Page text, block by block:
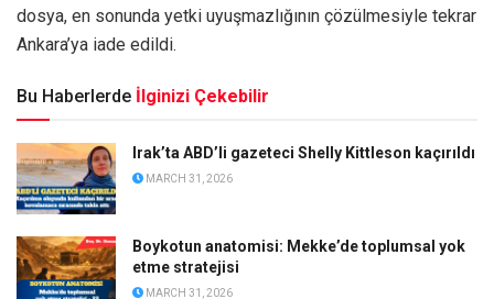
dosya, en sonunda yetki uyuşmazlığının çözülmesiyle tekrar
Ankara’ya iade edildi.
Bu Haberlerde İlginizi Çekebilir
Irak’ta ABD’li gazeteci Shelly Kittleson kaçırıldı
MARCH 31, 2026
Boykotun anatomisi: Mekke’de toplumsal yok
etme stratejisi
MARCH 31, 2026